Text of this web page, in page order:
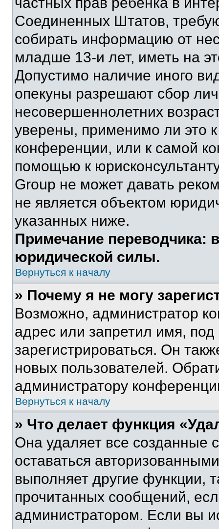
Соединенных Штатов,
собирать информацию от
младше 13-и лет, иметь на
Допустимо наличие иного
опекуны разрешают сбор
несовершеннолетних
уверены, применимо ли это
конференции, или к самой
помощью к
Group не может давать
не является объектом
указанных ниже.
Примечание переводчика:
юридической силы.
Вернуться к началу
» Почему я не могу
Возможно, администратор
адрес или запретил имя,
зарегистрироваться. Он
новых пользователей.
администратору
Вернуться к началу
» Что делает функция
Она удаляет все созданные
оставаться
выполняет другие функции,
прочитанных сообщений,
администратором. Если вы